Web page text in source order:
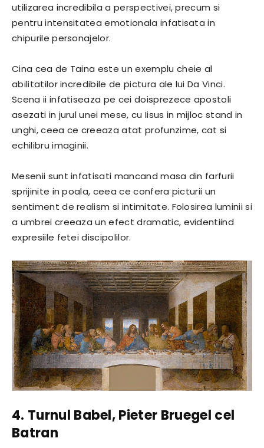
utilizarea incredibila a perspectivei, precum si
pentru intensitatea emotionala infatisata in
chipurile personajelor.
Cina cea de Taina este un exemplu cheie al
abilitatilor incredibile de pictura ale lui Da Vinci.
Scena ii infatiseaza pe cei doisprezece apostoli
asezati in jurul unei mese, cu Iisus in mijloc stand in
unghi, ceea ce creeaza atat profunzime, cat si
echilibru imaginii.
Mesenii sunt infatisati mancand masa din farfurii
sprijinite in poala, ceea ce confera picturii un
sentiment de realism si intimitate. Folosirea luminii si
a umbrei creeaza un efect dramatic, evidentiind
expresiile fetei discipolilor.
4. Turnul Babel, Pieter Bruegel cel
Batran